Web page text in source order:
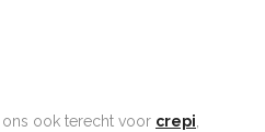
ons ook terecht voor crepi,